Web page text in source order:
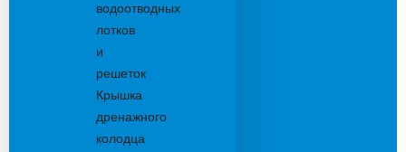
водоотводных
лотков
и
решеток
Крышка
дренажного
колодца